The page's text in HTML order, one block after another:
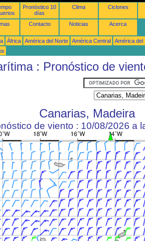
Pronóstico 10
días
Clima Ciclones
Contacto Noticias Acerca
África América del Norte América Central
América del
: Pronóstico de
Canarias, Madeira
de viento : 10/08/2026 a